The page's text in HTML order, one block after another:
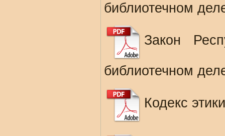
библиотечном
Закон
библиотечном
Кодекс